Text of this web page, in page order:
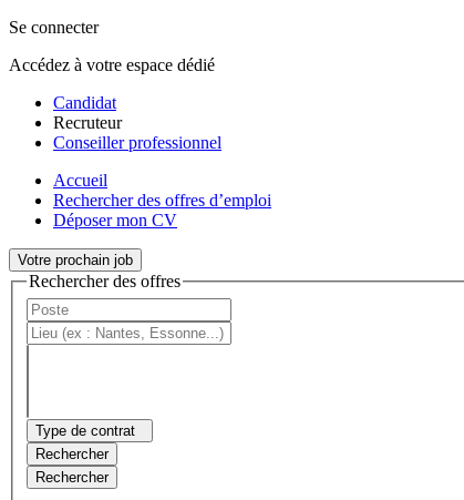
Se connecter
Accédez à votre espace dédié
Candidat
Recruteur
Conseiller professionnel
Accueil
Rechercher des offres d’emploi
Déposer mon CV
Votre prochain job
Rechercher des offres
Type de contrat
Rechercher
Rechercher